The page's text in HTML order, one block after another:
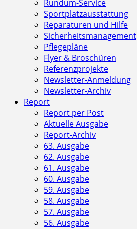
Rundum-Service
Sportplatzausstattung
Reparaturen und Hilfe
Sicherheitsmanagement
Pflegepläne
Flyer & Broschüren
Referenzprojekte
Newsletter-Anmeldung
Newsletter-Archiv
Report
Report per Post
Aktuelle Ausgabe
Report-Archiv
63. Ausgabe
62. Ausgabe
61. Ausgabe
60. Ausgabe
59. Ausgabe
58. Ausgabe
57. Ausgabe
56. Ausgabe